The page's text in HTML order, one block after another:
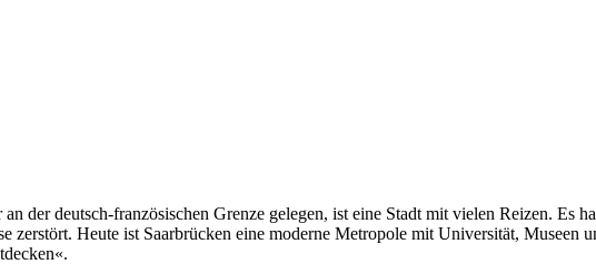
der deutsch-französischen Grenze gelegen, ist eine Stadt mit vielen Reizen. Es
zerstört. Heute ist Saarbrücken eine moderne Metropole mit Universität,